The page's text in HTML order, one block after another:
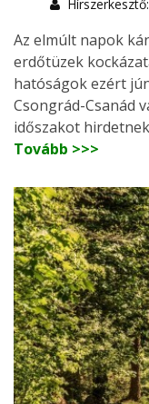
Az elmúlt napok
erdőtüzek
hatóságok ezért
Csongrád-Csanád
időszakot
Tovább >>>